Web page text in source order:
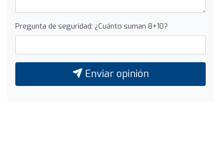
Pregunta de seguridad: ¿Cuánto suman 8+10?
Enviar opinión